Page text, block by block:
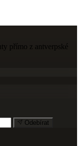
přímo z antverpské
Odebírat